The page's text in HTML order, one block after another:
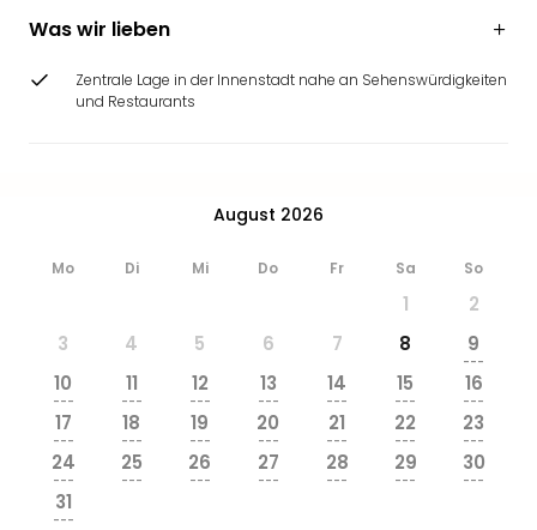
Was wir lieben
Zentrale Lage in der Innenstadt nahe an Sehenswürdigkeiten
und Restaurants
August 2026
Mo Di Mi Do Fr Sa So
1
2
3
4 5 6 7 8 9
---
10
---
11
---
12
---
13
---
14
---
15
---
16
---
17
---
18
---
19
---
20
---
21
---
22
---
23
---
24
---
25
---
26
---
27
---
28
---
29
---
30
---
31
---